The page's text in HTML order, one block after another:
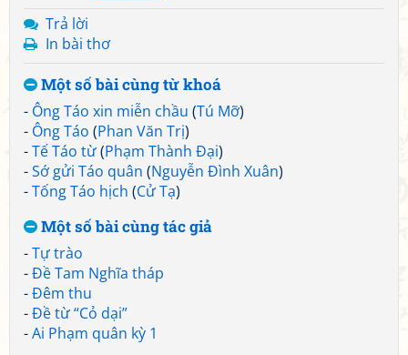
Trả lời
In bài thơ
Một số bài cùng từ khoá
- Ông Táo xin miễn chầu (Tú Mỡ)
- Ông Táo (Phan Văn Trị)
-Tế Táo từ(Phạm Thành Đại)
-Sớ gửi Táo quân (Nguyễn Đình Xuân)
-Tống Táo hịch (Cử Tạ)
Một số bài cùng tác giả
-Tự trào
-Đề Tam Nghĩa tháp
-Đêm thu
-Đề từ “Cỏ dại”
-Ai Phạm quân kỳ 1